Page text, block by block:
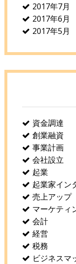
2017年7月
2017年6月
2017年5月
資金調達
創業融資
事業計画
会社設立
起業
起業家イン
売上アップ
マーケティ
会計
経営
税務
ビジネスマ